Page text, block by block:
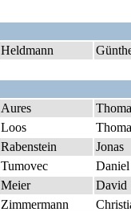
Heldmann
Aures
Loos
Rabenstein
Jonas
Tumovec
Daniel
Meier
David
Zimmermann